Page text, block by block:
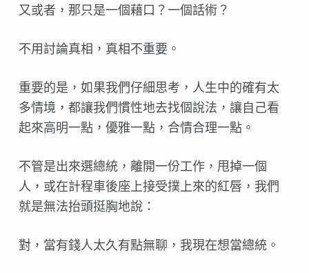
又或者，那只是一個藉口？一個話術？
不用討論真相，真相不重要。
重要的是，如果我們仔細思考，人生中的確有太
多情境，都讓我們慣性地去找個說法，讓自己看
起來高明一點，優雅一點，合情合理一點。
不管是出來選總統，離開一份工作，甩掉一個
人，或在計程車後座上接受撲上來的紅唇，我們
就是無法抬頭挺胸地說：
對，當有錢人太久有點無聊，我現在想當總統。